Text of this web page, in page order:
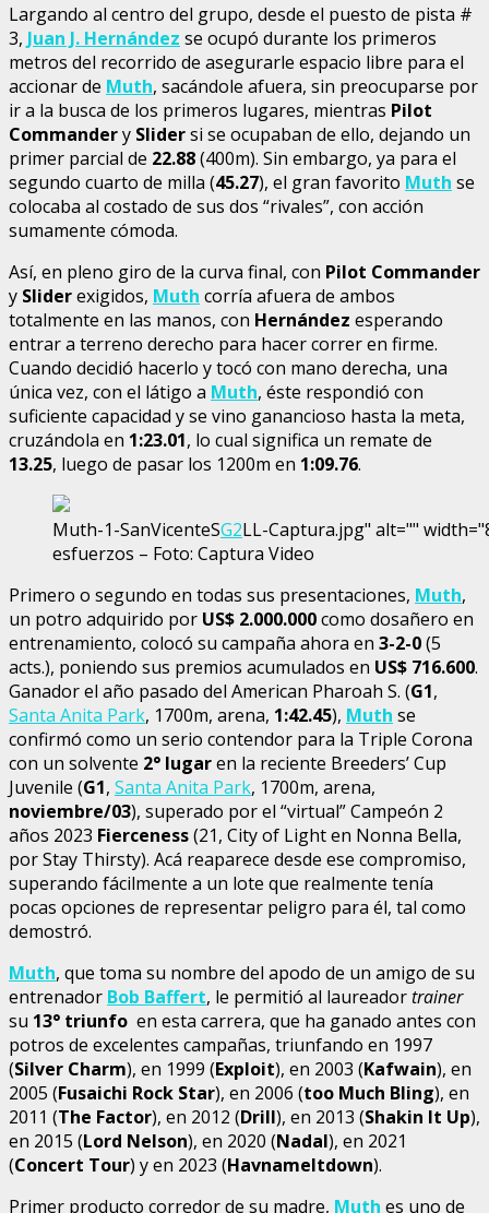
Largando al centro del grupo, desde el puesto de pista #
3, Juan J. Hernández se ocupó durante los primeros
metros del recorrido de asegurarle espacio libre para el
accionar de Muth, sacándole afuera, sin preocuparse por
ir a la busca de los primeros lugares, mientras Pilot
Commandery Slidersi se ocupaban de ello, dejando un
primer parcial de 22.88(400m). Sin embargo, ya para el
segundo cuarto de milla (45.27), el gran favorito Muth se
colocaba al costado de sus dos “rivales”, con acción
sumamente cómoda.
Así, en pleno giro de la curva final, con Pilot Commander
y Sliderexigidos, Muth corría afuera de ambos
totalmente en las manos, con Hernández esperando
entrar a terreno derecho para hacer correr en firme.
Cuando decidió hacerlo y tocó con mano derecha, una
única vez, con el látigo a Muth, éste respondió con
suficiente capacidad y se vino ganancioso hasta la meta,
cruzándola en 1:23.01, lo cual significa un remate de
13.25, luego de pasar los 1200m en 1:09.76.
Muth-1-SanVicenteSG2LL-Captura.jpg" alt=""
esfuerzos – Foto: Captura Video
Primero o segundo en todas sus presentaciones, Muth,
un potro adquirido por US$ 2.000.000como dosañero en
entrenamiento, colocó su campaña ahora en 3-2-0(5
acts.), poniendo sus premios acumulados en US$ 716.600.
Ganador el año pasado del American Pharoah S. (G1,
Santa Anita Park, 1700m, arena, 1:42.45), Muth se
confirmó como un serio contendor para la Triple Corona
con un solvente 2° lugaren la reciente Breeders’ Cup
Juvenile (G1, Santa Anita Park, 1700m, arena,
noviembre/03), superado por el “virtual” Campeón 2
años 2023 Fierceness(21, City of Light en Nonna Bella,
por Stay Thirsty). Acá reaparece desde ese compromiso,
superando fácilmente a un lote que realmente tenía
pocas opciones de representar peligro para él, tal como
demostró.
Muth, que toma su nombre del apodo de un amigo de su
entrenador Bob Baffert, le permitió al laureadortrainer
su 13° triunfo en esta carrera, que ha ganado antes con
potros de excelentes campañas, triunfando en 1997
(Silver Charm), en 1999 (Exploit), en 2003 (Kafwain), en
2005 (Fusaichi Rock Star), en 2006 (too Much Bling), en
2011 (The Factor), en 2012 (Drill), en 2013 (Shakin It Up),
en 2015 (Lord Nelson), en 2020 (Nadal), en 2021
(Concert Tour) y en 2023 (Havnameltdown).
Primer producto corredor de su madre, Muth es uno de